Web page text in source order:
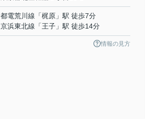
都電荒川線 「梶原 」駅 徒歩7分
京浜東北線 「王子 」駅 徒歩14分
情報の見方